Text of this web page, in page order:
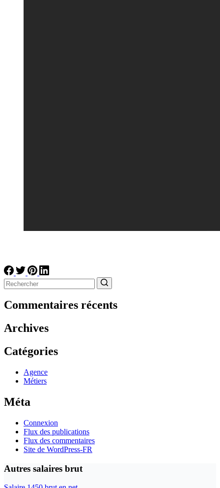
résultat
Commentaires récents
Archives
Catégories
Agence
Métiers
Méta
Connexion
Flux des publications
Flux des commentaires
Site de WordPress-FR
Autres salaires brut